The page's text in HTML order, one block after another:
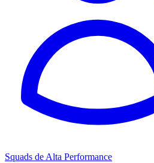
Squads de Alta Performance